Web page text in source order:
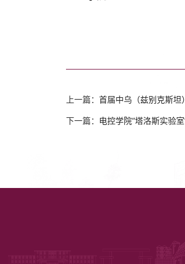
上一篇： 首届中乌（兹别克斯坦
下一篇： 电控学院“塔洛斯实验